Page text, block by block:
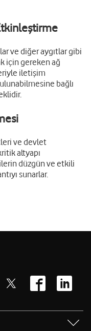
ve diğer aygıtlar gibi
için gereken ağ
iletişim
bağlı
ve devlet
altyapı
düzgün ve etkili
sunarlar.